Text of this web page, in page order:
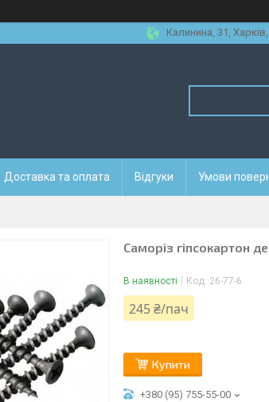
Калинина, 31, Харків,
Доставка та оплата Відгуки Умови
Саморіз гіпсокартон
В наявності Код: 26-77-6
245 ₴/пач
Купити
+380 (95) 755-55-00